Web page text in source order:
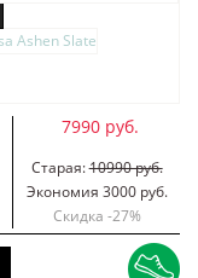
7990 руб.
Старая:10990 руб.
Экономия 3000 руб.
Скидка -27%